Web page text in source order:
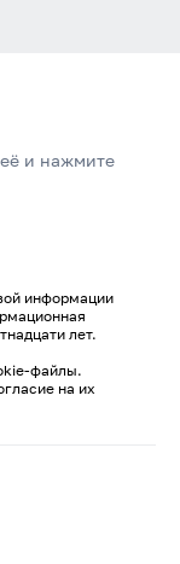
и нажмите
информации
лет.
файлы.
на их